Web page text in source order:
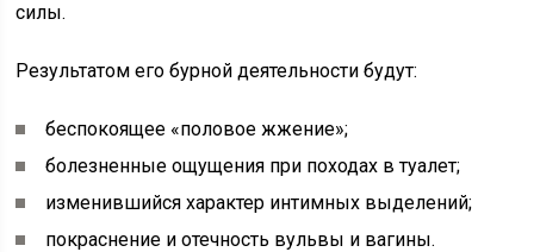
силы.
Результатом его бурной деятельности будут:
беспокоящее «половое жжение»;
болезненные ощущения при походах в туалет;
изменившийся характер интимных выделений;
покраснение и отечность вульвы и вагины.